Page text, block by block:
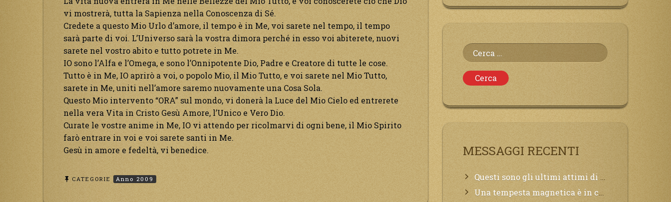
vi mostrerà, tutta la Sapienza nella Conoscenza di Sé.
Credete a questo Mio Urlo d’amore, il tempo è in Me, voi sarete nel tempo, il tempo
sarà parte di voi. L’Universo sarà la vostra dimora perché in esso voi abiterete, nuovi
sarete nel vostro abito e tutto potrete in Me.
IO sono l’Alfa e l’Omega, e sono l’Onnipotente Dio, Padre e Creatore di tutte le cose.
Tutto è in Me, IO aprirò a voi, o popolo Mio, il Mio Tutto, e voi sarete nel Mio Tutto,
sarete in Me, uniti nell’amore saremo nuovamente una Cosa Sola.
Questo Mio intervento “ORA” sul mondo, vi donerà la Luce del Mio Cielo ed entrerete
nella vera Vita in Cristo Gesù Amore, l’Unico e Vero Dio.
Curate le vostre anime in Me, IO vi attendo per ricolmarvi di ogni bene, il Mio Spirito
farò entrare in voi e voi sarete santi in Me.
Gesù in amore e fedeltà, vi benedice.
CATEGORIE Anno 2009
Ricerca
per:
MESSAGGI RECENTI
Questi sono gli ultimi attimi di vita, chi si vuole salvare Mi chiami in suo aiuto.
Una tempesta magnetica è in corso, questa generazione patirà. Il black out non tarderà ad arrivare e tutta la Terra sarà oscurata.